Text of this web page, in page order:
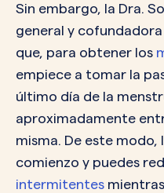
Sin embargo, la Dra.
general y
que, para obtener los
empiece a tomar la
último día de la
aproximadamente
misma. De este modo,
comienzo y puedes
intermitentes